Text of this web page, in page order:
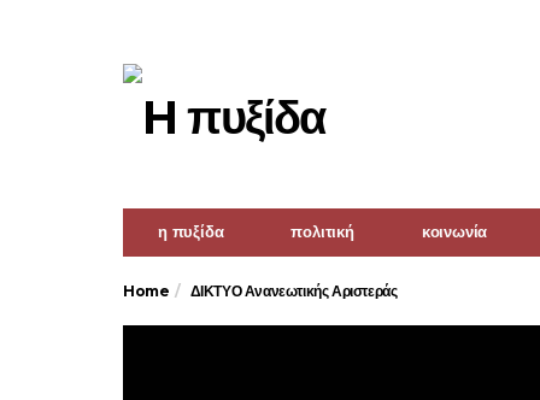
η πυξίδα πολιτική κοινωνία
Home ΔΙΚΤΥΟ Ανανεωτικής Αριστεράς